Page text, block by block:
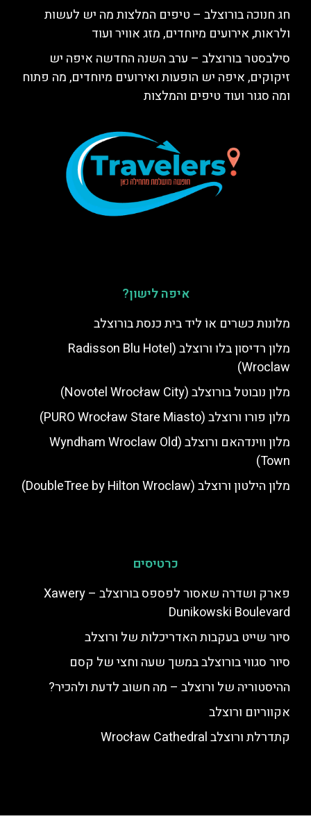
חג חנוכה בורוצלב – טיפים המלצות מה יש לעשות
ולראות, אירועים מיוחדים, מזג אוויר ועוד
סילבסטר בורוצלב – ערב השנה החדשה איפה יש
זיקוקים, איפה יש הופעות ואירועים מיוחדים, מה פתוח
ומה סגור ועוד טיפים והמלצות
איפה לישון?
מלונות כשרים או ליד בית כנסת בורוצלב
מלון רדיסון בלו ורוצלב (Radisson Blu Hotel
Wroclaw)
מלון נובוטל בורוצלב (Novotel Wrocław City)
מלון פורו ורוצלב (PURO Wrocław Stare Miasto)
מלון ווינדהאם ורוצלב (Wyndham Wroclaw Old
Town)
מלון הילטון ורוצלב (DoubleTree by Hilton Wroclaw)
כרטיסים
פארק ושדרה שאסור לפספס בורוצלב – Xawery
Dunikowski Boulevard
סיור שייט בעקבות האדריכלות של ורוצלב
סיור סגווי בורוצלב במשך שעה וחצי של קסם
ההיסטוריה של ורוצלב – מה חשוב לדעת ולהכיר?
אקווריום ורוצלב